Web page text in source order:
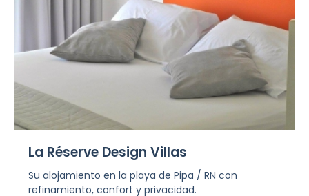
La Réserve Design Villas
Su alojamiento en la playa de Pipa / RN con
refinamiento, confort y privacidad.